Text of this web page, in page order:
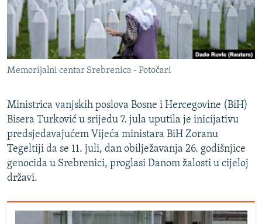
SPECIJALI RSE
VIŠE OD NASLOVA
GENOCID U SREBRENICI
POPLAVE I KLIZIŠTA U BIH 2024.
TV LIBERTY
POST SCRIPTUM
MOJA EVROPA
TRI DECENIJE OD RATA U BIH
SVE KARTE DEJTONA
NASTANAK I RASPAD JUGOSLAVIJE
PRATITE NAS
Sve RFE/RL stranice
Memorijalni centar Srebrenica - Potočari
Ministrica vanjskih poslova Bosne i Hercegovine (BiH)
Bisera Turković u srijedu 7. jula uputila je inicijativu
predsjedavajućem Vijeća ministara BiH Zoranu
Tegeltiji da se 11. juli, dan obilježavanja 26. godišnjice
genocida u Srebrenici, proglasi Danom žalosti u cijeloj
državi.